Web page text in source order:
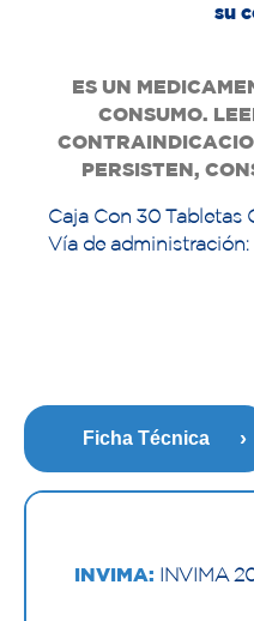
su
ES UN
CONSUMO.
PERSISTEN,
Caja Con 30 Tabletas
Vía de administración:
Ficha Técnica
INVIMA: INVIMA